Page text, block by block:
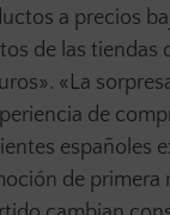
a precios
de las tiendas
«La
de
españoles
de primera